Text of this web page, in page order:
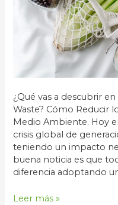
¿Qué vas a descubrir
Waste? Cómo Reducir
Medio Ambiente. Hoy
crisis global de
teniendo un impacto
buena noticia es que
diferencia adoptando
Zero
Leer más »